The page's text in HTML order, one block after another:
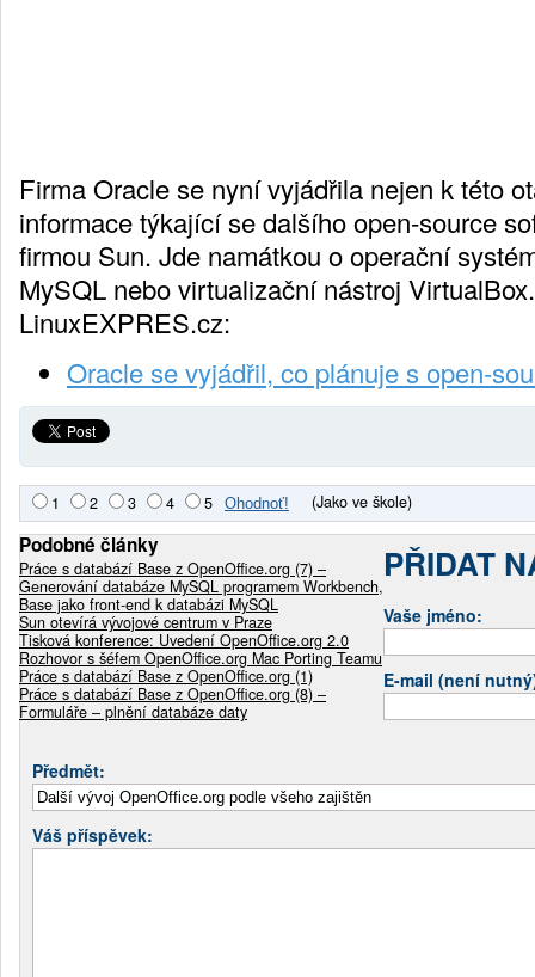
Firma Oracle se nyní vyjádřila nejen k této
informace týkající se dalšího open-source
firmou Sun. Jde namátkou o operační
MySQL nebo virtualizační nástroj
LinuxEXPRES.cz:
Oracle se vyjádřil, co plánuje s open-
1 2 3 4 5 (Jako ve škole)
Podobné články
Práce s databází Base z OpenOffice.org (7) –
Generování databáze MySQL programem Workbench,
Base jako front-end k databázi MySQL
Sun otevírá vývojové centrum v Praze
Tisková konference: Uvedení OpenOffice.org 2.0
Rozhovor s šéfem OpenOffice.org Mac Porting Teamu
Práce s databází Base z OpenOffice.org (1)
Práce s databází Base z OpenOffice.org (8) –
Formuláře – plnění databáze daty
PŘIDAT
Vaše jméno:
E-mail (není
Předmět:
Váš příspěvek: